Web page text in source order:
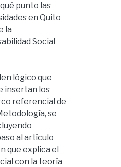
punto las
en Quito
la
Social
lógico que
insertan los
referencial de
se
al artículo
que explica el
con la teoría